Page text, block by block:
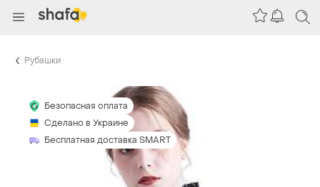
Рубашки
Безопасная оплата
Сделано в Украине
Бесплатная доставка SMART